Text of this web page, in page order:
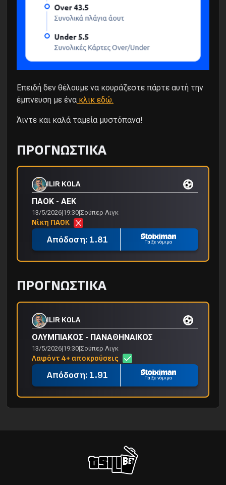
Επειδή δεν θέλουμε να κουράζεστε πάρτε αυτή την
έμπνευση με ένα κλικ εδώ.
Άιντε και καλά ταμεία μυστόπανα!
ΠΡΟΓΝΩΣΤΙΚΑ
ILIR KOLA
ΠΑΟΚ - ΑΕΚ
13/5/2026|19:30|Σούπερ Λιγκ
Νίκη ΠΑΟΚ
Απόδοση: 1.81 Παίξε νόμιμα
ΠΡΟΓΝΩΣΤΙΚΑ
ILIR KOLA
ΟΛΥΜΠΙΑΚΟΣ - ΠΑΝΑΘΗΝΑΙΚΟΣ
13/5/2026|19:30|Σούπερ Λιγκ
Λαφόντ 4+ αποκρούσεις
Απόδοση: 1.91 Παίξε νόμιμα